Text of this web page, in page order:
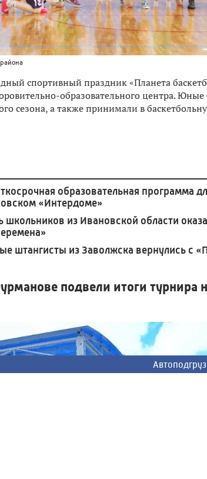
спортивный праздник «Планета
образовательного центра.
сезона, а также принимали в
образовательная программа
«Интердоме»
школьников из Ивановской области
штангисты из Заволжска вернулись с
подвели итоги турнира